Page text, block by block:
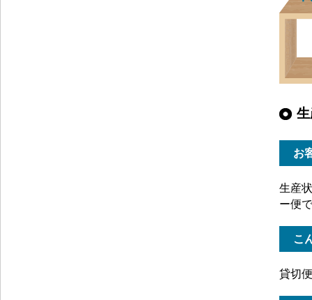
お
生産
ー便
こ
貸切